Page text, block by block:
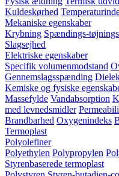
Kuldeskørhed
Mekaniske egenskaber
Krybning Spændings-
Slagsejhed
Elektriske egenskaber
Specifik volumenmodstand
Gennemslagsspænding
Kemiske og fysiske
Massefylde Vandabsorption
med levnedsmidler
Brandbarhed Oxygenindeks
Termoplast
Polyolefiner
Polyethylen Polypropylen
Styrenbaserede termoplast